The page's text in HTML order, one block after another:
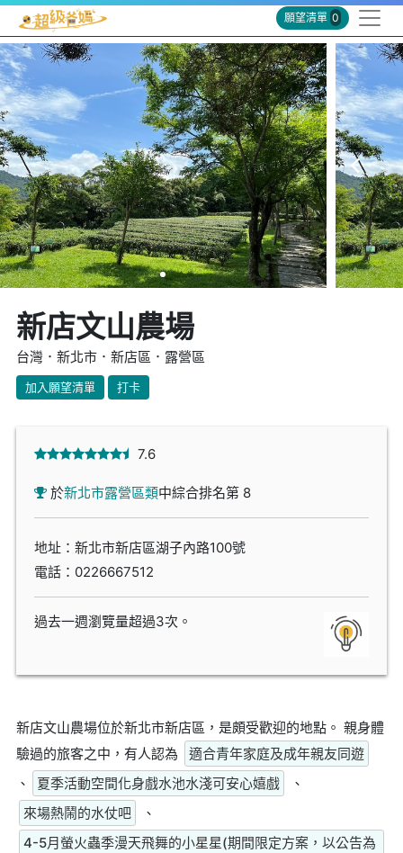
願望清單 0
新店文山農場
台灣．新北市．新店區．露營區
加入願望清單 打卡
7.6
於新北市露營區類中綜合排名第 8
地址：新北市新店區湖子內路100號
電話： 0226667512
過去一週瀏覽量超過3次。
新店文山農場位於新北市新店區，是頗受歡迎的地點。 親身體
驗過的旅客之中，有人認為
適合青年家庭及成年親友同遊
、
夏季活動空間化身戲水池水淺可安心嬉戲
、
來場熱鬧的水仗吧
、
4-5月螢火蟲季漫天飛舞的小星星(期間限定方案，以公告為